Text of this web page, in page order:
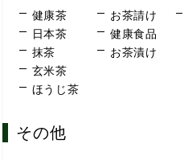
健康茶
日本茶
抹茶
玄米茶
ほうじ茶
お茶請け
健康食品
お茶漬け
その他